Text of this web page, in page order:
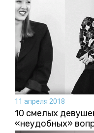
11 апреля 2018
10 смелых
«неудобных»